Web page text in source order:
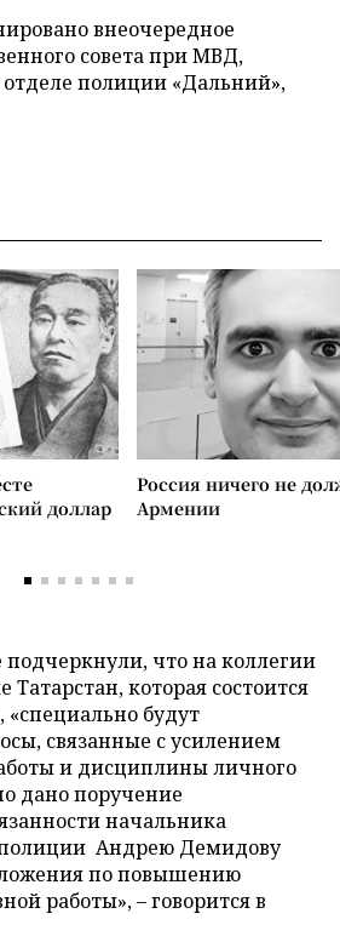
внеочередное
совета при МВД,
полиции «Дальний»,
доллар
Россия ничего не
Армении
подчеркнули, что на коллегии
которая состоится
«специально будут
связанные с усилением
и дисциплины личного
дано поручение
начальника
Андрею Демидову
по повышению
работы», – говорится в